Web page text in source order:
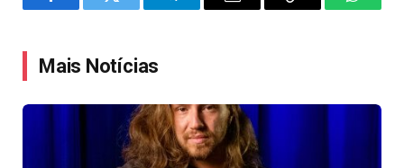
FacebookTwitter TelegramEmail
Copy
Mais Notícias